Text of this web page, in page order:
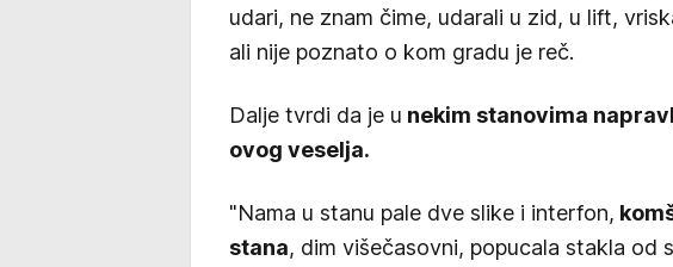
udari, ne znam čime, udarali u zid, u lift,
ali nije poznato o kom gradu je reč.
Dalje tvrdi da je u nekim stanovima
ovog veselja.
"Nama u stanu pale dve slike i interfon,
stana, dim višečasovni, popucala stakla od